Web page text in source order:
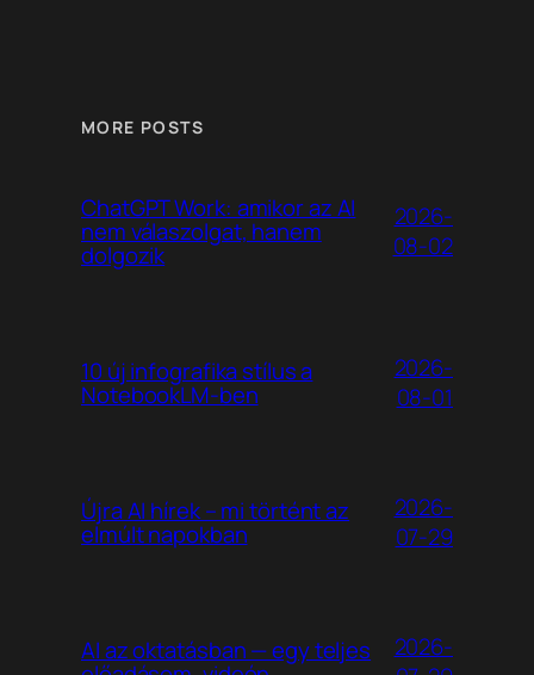
MORE POSTS
ChatGPT Work: amikor az AI
nem válaszolgat, hanem
dolgozik
2026-
08-02
10 új infografika stílus a
NotebookLM-ben
2026-
08-01
Újra AI hírek – mi történt az
elmúlt napokban
2026-
07-29
AI az oktatásban — egy teljes
2026-